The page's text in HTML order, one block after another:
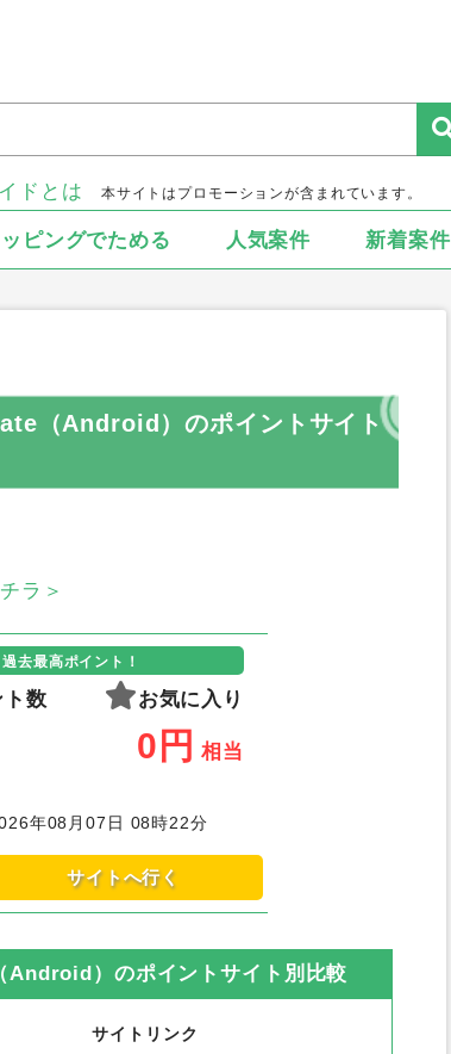
ドとは 本サイトはプロモーションが含まれています。
ピングでためる 人気案件 新着案件
（Android）のポイントサイト
ラ＞
過去最高ポイント！
数 お気に入り
0 円 相当
年08月07日 08時22分
サイトへ行く
Android） のポイントサイト別比較
サイトリンク